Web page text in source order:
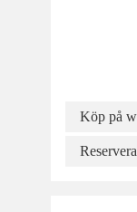
Köp på